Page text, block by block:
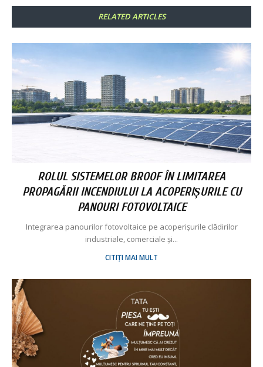
RELATED ARTICLES
ROLUL SISTEMELOR BROOF ÎN LIMITAREA
PROPAGĂRII INCENDIULUI LA ACOPERIȘURILE CU
PANOURI FOTOVOLTAICE
Integrarea panourilor fotovoltaice pe acoperișurile clădirilor
industriale, comerciale și...
CITIȚI MAI MULT